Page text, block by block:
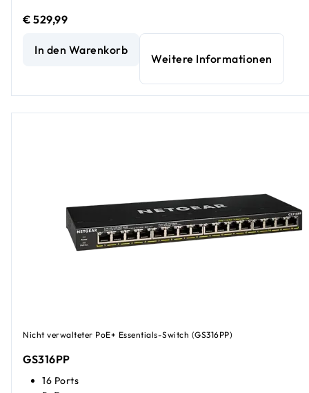
€ 529,99
48-Port-Gigabit-Ethernet-Unmanaged-PoE+-
In den Warenkorb
Weitere Informationen
Nicht verwalteter PoE+ Essentials-Switch (GS316PP)
GS316PP
16 Ports